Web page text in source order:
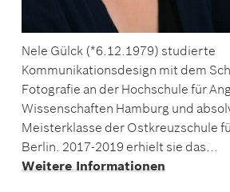
Nele Gülck (*6.12.1979) studierte
Kommunikationsdesign mit dem
Fotografie an der Hochschule für
Wissenschaften Hamburg und
Meisterklasse der Ostkreuzschule
Berlin. 2017-2019 erhielt sie das...
Weitere Informationen